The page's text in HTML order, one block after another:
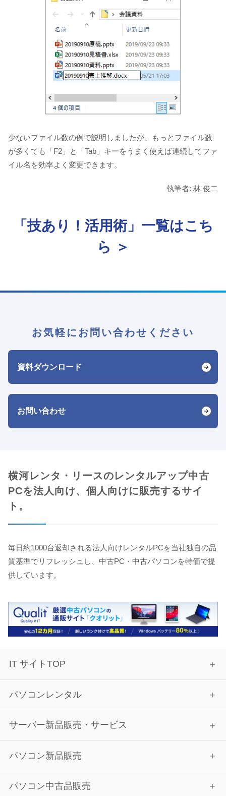
少ないファイル数の例で説明しましたが、もっとファイル数
が多くても「F2」と「Tab」キーをうまく使えば連続してファ
イル名を効率よく変更できます。
執筆者: 林 俊二
「技あり！活用術」一覧はこち
ら ＞
お気軽にお問い合わせください
資料ダウンロード
お問い合わせ
横河レンタ・リースのレンタルアップ中古
PCを法人向け、個人向けに販売するサイ
ト。
毎日約1000台返却される法人向けレンタルPCを当社独自の品
質基準でリフレッシュし、中古PC・中古パソコンを特価で提
供しています。
IT サイトTOP
パソコンレンタル
サーバー新品販売・サービス
パソコン新品販売
パソコン中古品販売